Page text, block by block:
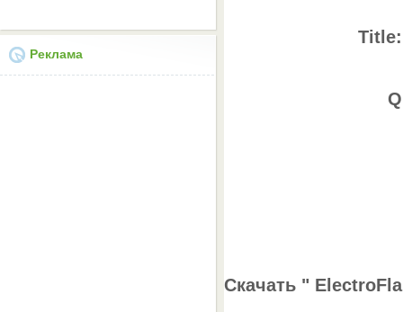
Реклама
Скачать "